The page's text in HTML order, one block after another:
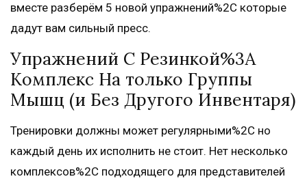
вместе разберём 5 новой упражнений%2C которые
дадут вам сильный пресс.
Упражнений С Резинкой%3A
Комплекс На только Группы
Мышц (и Без Другого Инвентаря)
Тренировки должны может регулярными%2C но
каждый день их исполнить не стоит. Нет несколько
комплексов%2C подходящего для представителей